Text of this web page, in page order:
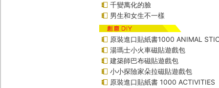
千變萬化的臉
男生和女生不一樣
原裝進口貼紙書1000 ANIMAL
湯瑪士小火車磁貼遊戲包
建築師巴布磁貼遊戲包
小小探險家朵拉磁貼遊戲包
原裝進口貼紙書 1000 ACTIVITIES